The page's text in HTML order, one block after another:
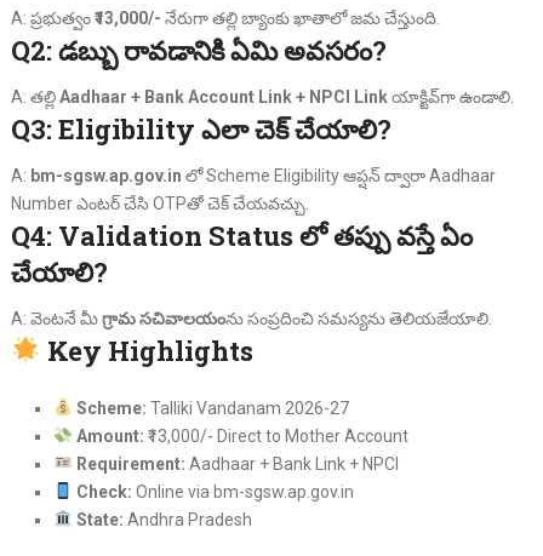
A: ప్రభుత్వం₹13,000/- నేరుగా తల్లి బ్యాంకు ఖాతాలో జమ చేస్తుంది.
Q2: డబ్బు రావడానికి ఏమి అవసరం?
A: తల్లిAadhaar + Bank Account Link + NPCI Linkయాక్టివ్‌గా ఉండాలి.
Q3: Eligibility ఎలా చెక్ చేయాలి?
A: bm-sgsw.ap.gov.in లో Scheme Eligibility ఆప్షన్ ద్వారా Aadhaar
Number ఎంటర్ చేసి OTPతో చెక్ చేయవచ్చు.
Q4: Validation Status లో తప్పు వస్తే ఏం
చేయాలి?
A: వెంటనే మీగ్రామ సచివాలయంను సంప్రదించి సమస్యను తెలియజేయాలి.
Key Highlights
Scheme: Talliki Vandanam 2026-27
Amount: ₹13,000/- Direct to Mother Account
Requirement: Aadhaar + Bank Link + NPCI
Check: Online via bm-sgsw.ap.gov.in
State: Andhra Pradesh